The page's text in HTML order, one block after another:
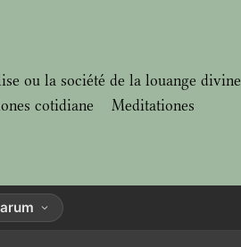
ou la société de la louange divine
cotidiane
Meditationes